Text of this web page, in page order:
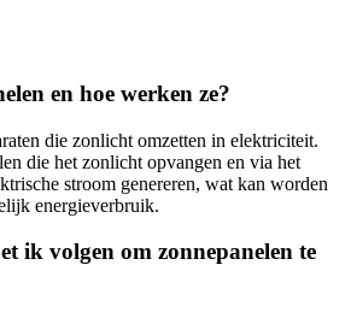
en hoe werken ze?
die zonlicht omzetten in elektriciteit.
die het zonlicht opvangen en via het
stroom genereren, wat kan worden
energieverbruik.
ik volgen om zonnepanelen te